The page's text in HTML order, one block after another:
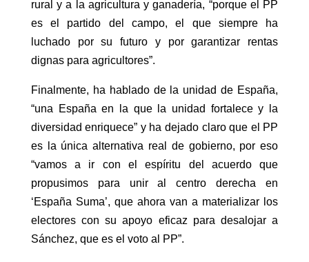
rural y a la agricultura y ganadería, “porque el PP
es el partido del campo, el que siempre ha
luchado por su futuro y por garantizar rentas
dignas para agricultores”.
Finalmente, ha hablado de la unidad de España,
“una España en la que la unidad fortalece y la
diversidad enriquece” y ha dejado claro que el PP
es la única alternativa real de gobierno, por eso
“vamos a ir con el espíritu del acuerdo que
propusimos para unir al centro derecha en
‘España Suma’, que ahora van a materializar los
electores con su apoyo eficaz para desalojar a
Sánchez, que es el voto al PP”.